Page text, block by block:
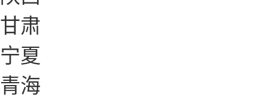
甘肃
宁夏
青海